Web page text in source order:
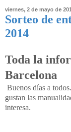
viernes, 2 de mayo de
Sorteo de
2014
Toda la
Barcelona
Buenos días a
gustan las
interesa.